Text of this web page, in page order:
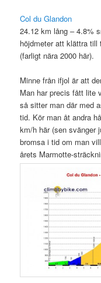
Col du Glandon
24.12 km lång – 4.8%
höjdmeter att klättra till
(farligt nära 2000 här).
Minne från ifjol är att
Man har precis fått lite
så sitter man där med
tid. Kör man åt andra
km/h här (sen svänger
bromsa i tid om man
årets Marmotte-